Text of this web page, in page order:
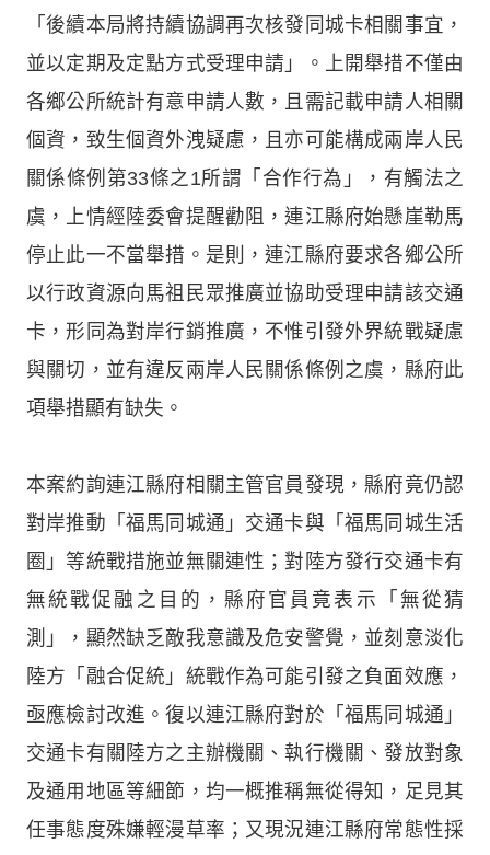
「後續本局將持續協調再次核發同城卡相關事宜，
並以定期及定點方式受理申請」。上開舉措不僅由
各鄉公所統計有意申請人數，且需記載申請人相關
個資，致生個資外洩疑慮，且亦可能構成兩岸人民
關係條例第33條之1所謂「合作行為」，有觸法之
虞，上情經陸委會提醒勸阻，連江縣府始懸崖勒馬
停止此一不當舉措。是則，連江縣府要求各鄉公所
以行政資源向馬祖民眾推廣並協助受理申請該交通
卡，形同為對岸行銷推廣，不惟引發外界統戰疑慮
與關切，並有違反兩岸人民關係條例之虞，縣府此
項舉措顯有缺失。
本案約詢連江縣府相關主管官員發現，縣府竟仍認
對岸推動「福馬同城通」交通卡與「福馬同城生活
圈」等統戰措施並無關連性；對陸方發行交通卡有
無統戰促融之目的，縣府官員竟表示「無從猜
測」，顯然缺乏敵我意識及危安警覺，並刻意淡化
陸方「融合促統」統戰作為可能引發之負面效應，
亟應檢討改進。復以連江縣府對於「福馬同城通」
交通卡有關陸方之主辦機關、執行機關、發放對象
及通用地區等細節，均一概推稱無從得知，足見其
任事態度殊嫌輕漫草率；又現況連江縣府常態性採